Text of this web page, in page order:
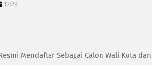
12:29
Mendaftar Sebagai Calon Wali Kota